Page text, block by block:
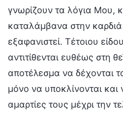
γνωρίζουν τα λόγια Μου,
καταλάμβανα στην καρδιά
εξαφανιστεί. Τέτοιου
αντιτίθενται ευθέως στη
αποτέλεσμα να δέχονται
μόνο να υποκλίνονται και
αμαρτίες τους μέχρι την